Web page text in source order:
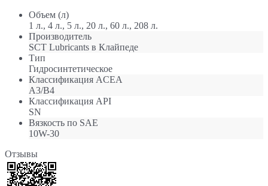
Объем (л)
1 л., 4 л., 5 л., 20 л., 60 л., 208 л.
Производитель
SCT Lubricants в Клайпеде
Тип
Гидросинтетическое
Классификация ACEA
A3/B4
Классификация API
SN
Вязкость по SAE
10W-30
Отзывы